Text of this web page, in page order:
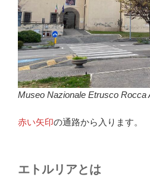
Museo Nazionale Etrusco Rocca
赤い矢印の通路から入ります。
エトルリアとは